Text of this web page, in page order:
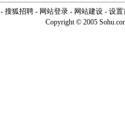
- 搜狐招聘 - 网站登录 - 网站建设 - 设置
Copyright © 2005